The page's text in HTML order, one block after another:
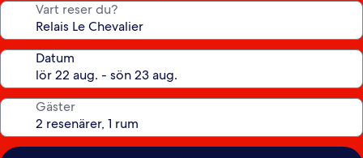
Vart reser du?
Datum
Gäster